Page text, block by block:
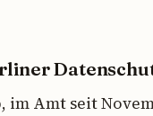
im Amt seit